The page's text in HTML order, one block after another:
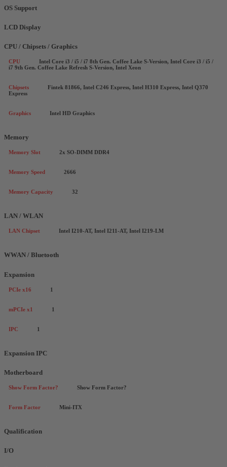
OS Support
LCD Display
CPU / Chipsets / Graphics
CPU
Intel Core i3 / i5 / i7 8th Gen. Coffee Lake S-Version, Intel Core i3 / i5 /
i7 9th Gen. Coffee Lake Refresh S-Version, Intel Xeon
Chipsets
Fintek 81866, Intel C246 Express, Intel H310 Express, Intel Q370
Express
Graphics Intel HD Graphics
Memory
Memory Slot 2x SO-DIMM DDR4
Memory Speed 2666
Memory Capacity 32
LAN / WLAN
LAN Chipset Intel I210-AT, Intel I211-AT, Intel I219-LM
WWAN / Bluetooth
Expansion
PCIe x16 1
mPCIe x1 1
IPC 1
Expansion IPC
Motherboard
Show Form Factor? Show Form Factor?
Form Factor Mini-ITX
Qualification
I/O